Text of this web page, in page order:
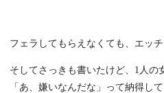
フェラしてもらえなくても、エッ
そしてさっきも書いたけど、1人の
「あ、嫌いなんだな」って納得し